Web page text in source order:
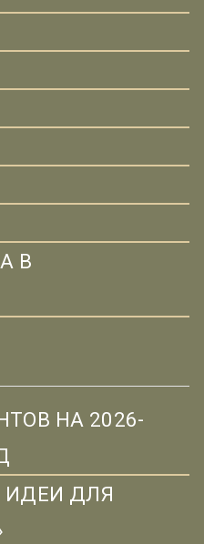
В
НА 2026-
ИДЕИ ДЛЯ